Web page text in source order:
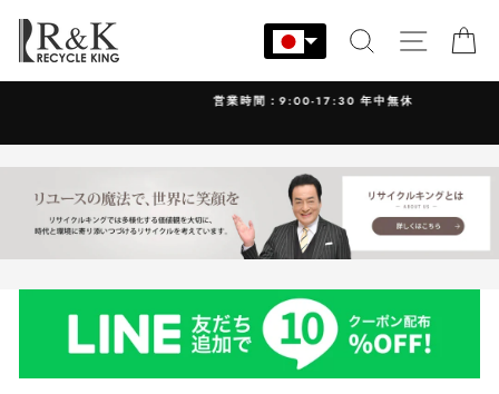
ン
す
検索 サイト
営業時間：9:00-17:30 年中無休